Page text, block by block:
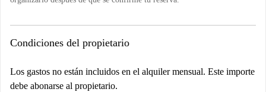
Condiciones del propietario
Los gastos no están incluidos en el alquiler mensual. Este importe
debe abonarse al propietario.